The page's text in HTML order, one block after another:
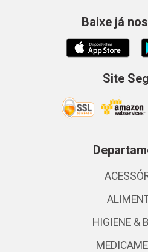
Baixe já
Site
HIGIENE &